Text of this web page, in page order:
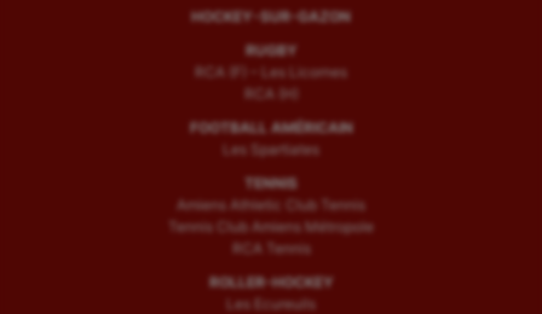
HOCKEY-SUR-GAZON
RUGBY
RCA (F) – Les Licornes
RCA (H)
FOOTBALL AMÉRICAIN
Les Spartiates
TENNIS
Amiens Athletic Club Tennis
Tennis Club Amiens Métropole
RCA Tennis
ROLLER-HOCKEY
Les Ecureuils